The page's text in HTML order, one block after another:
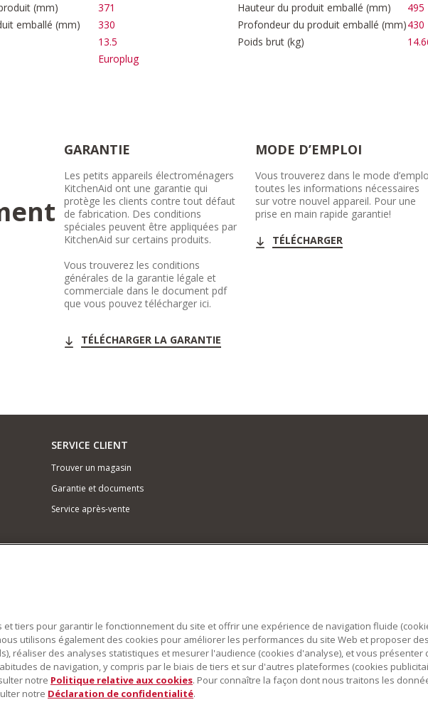
(mm)
371 Hauteur du produit emballé (mm)
495
emballé (mm)
330 Profondeur du produit emballé (mm)430
13.5 Poids brut (kg)
Europlug
GARANTIE
Les petits appareils électroménagers
KitchenAid ont une garantie qui
protège les clients contre tout défaut
de fabrication. Des conditions
spéciales peuvent être appliquées par
KitchenAid sur certains produits.
Vous trouverez les conditions
générales de la garantie légale et
commerciale dans le document pdf
que vous pouvez télécharger ici.
TÉLÉCHARGER LA GARANTIE
MODE D’EMPLOI
Vous trouverez dans le mode
toutes les informations nécessaires
sur votre nouvel appareil. Pour une
prise en main rapide garantie!
TÉLÉCHARGER
SERVICE CLIENT
Trouver un magasin
Garantie et documents
Service après-vente
et la forme du robot pâtissier multifonction sont des marques déposées aux États Unis et dans
et tiers pour garantir le fonctionnement du site et offrir une expérience de navigation fluide
utilisons également des cookies pour améliorer les performances du site Web et proposer des
réaliser des analyses statistiques et mesurer l'audience (cookies d'analyse), et vous présenter
de navigation, y compris par le biais de tiers et sur d'autres plateformes (cookies
notre Politique relative aux cookies. Pour connaître la façon dont nous traitons les
notre Déclaration de confidentialité.